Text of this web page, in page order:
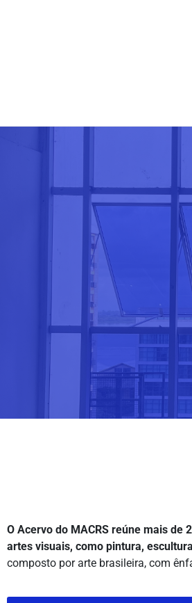
O Acervo do MACRS reúne mais
artes visuais, como pintura,
composto por arte brasileira, com